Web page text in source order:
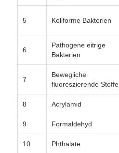
5 Koliforme Bakterien
6
Pathogene eitrige
Bakterien
7
Bewegliche
fluoreszierende Stoffe
8 Acrylamid
9 Formaldehyd
10 Phthalate